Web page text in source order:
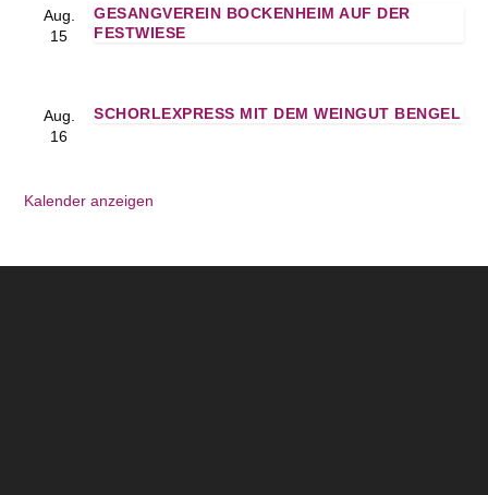
Aug.
15
GESANGVEREIN BOCKENHEIM AUF DER
FESTWIESE
Aug.
16
SCHORLEXPRESS MIT DEM WEINGUT BENGEL
Kalender anzeigen